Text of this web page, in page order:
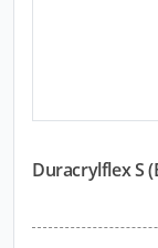
Duracrylflex S